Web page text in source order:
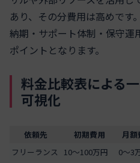
あり、その分費用は高めです
納期・サポート体制・保守運
ポイントとなります。
料金比較表による
可視化
依頼先 初期費用 月額
フリーランス
10～100万円 0～3